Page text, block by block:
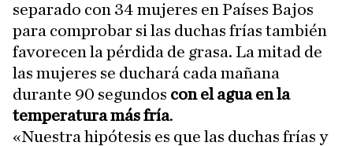
separado con 34 mujeres en Países Bajos
para comprobar si las duchas frías también
favorecen la pérdida de grasa. La mitad de
las mujeres se duchará cada mañana
durante 90 segundos con el agua en la
temperatura más fría.
«Nuestra hipótesis es que las duchas frías y